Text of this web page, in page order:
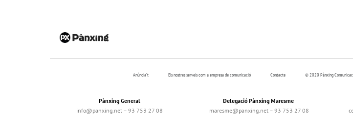
Anúncia’t Els nostres serveis com a empresa de comunicació Contacte © 2020 Pànxing
Pànxing General
info@panxing.net – 93 753 27 08
Delegació Pànxing Maresme
maresme@panxing.net – 93 753 27 08